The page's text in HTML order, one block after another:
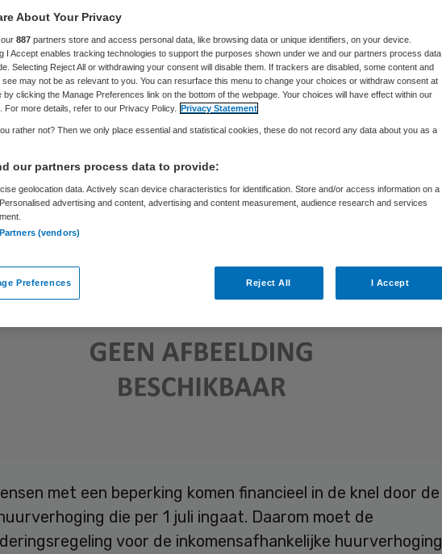
Skipr Redactie 14 mei 2013 ,07:47 55 keer gelezen
met een beperking komen financieel in de knel door de
die per 1 juli ingaat. Daarom moet de
voor de inkomensafhankelijke huurverhoging
About Your Privacy
887 partners store and access personal data, like browsing data or unique identifiers, on your device.
I Accept enables tracking technologies to support the purposes shown under we and our partners process data
Selecting Reject All or withdrawing your consent will disable them. If trackers are disabled, some content and
see may not be as relevant to you. You can resurface this menu to change your choices or withdraw consent at
by clicking the Manage Preferences link on the bottom of the webpage. Your choices will have effect within our
For more details, refer to our Privacy Policy. Privacy Statement
rather not? Then we only place essential and statistical cookies, these do not record any data about you as a
our partners process data to provide:
geolocation data. Actively scan device characteristics for identification. Store and/or access information on a
advertising and content, advertising and content measurement, audience research and services
(vendors)
Preferences Reject All I Accept